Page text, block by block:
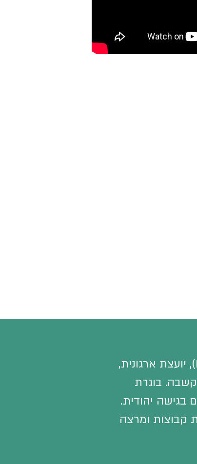
אורית אביבי כהן (MBA), יועצת ארגונית,
בוגרת
בגישה יהודית.
מנחת קבוצות ומרצה